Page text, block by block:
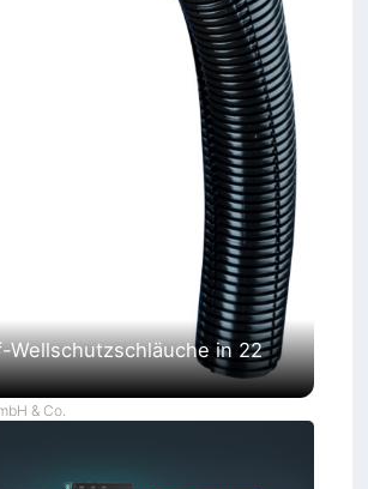
Wellschutzschläuche in 22
& Co.